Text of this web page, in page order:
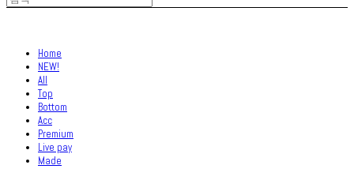
Home
NEW!
All
Top
Bottom
Acc
Premium
Live pay
Made